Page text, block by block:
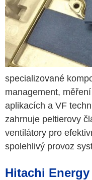
specializované
management,
aplikacích a VF
zahrnuje peltierovy
ventilátory pro
spolehlivý provoz
Hitachi